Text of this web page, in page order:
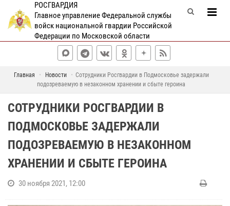
РОСГВАРДИЯ
Главное управление Федеральной службы
войск национальной гвардии Российской
Федерации по Московской области
Главная Новости
Сотрудники Росгвардии в Подмосковье задержали
подозреваемую в незаконном хранении и сбыте героина
СОТРУДНИКИ РОСГВАРДИИ В
ПОДМОСКОВЬЕ ЗАДЕРЖАЛИ
ПОДОЗРЕВАЕМУЮ В НЕЗАКОННОМ
ХРАНЕНИИ И СБЫТЕ ГЕРОИНА
30 ноября 2021, 12:00